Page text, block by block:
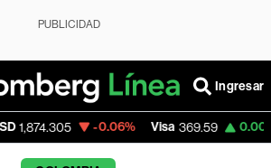
PUBLICIDAD
Ingresar
-0.06% Visa 369.59 0.00%